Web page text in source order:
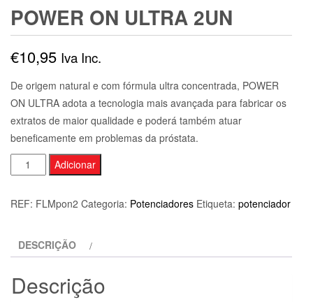
POWER ON ULTRA 2UN
€10,95 Iva Inc.
De origem natural e com fórmula ultra concentrada, POWER
ON ULTRA adota a tecnologia mais avançada para fabricar os
extratos de maior qualidade e poderá também atuar
beneficamente em problemas da próstata.
Quantidade
de
2UN
Adicionar
REF: FLMpon2 Categoria: Potenciadores Etiqueta: potenciador
DESCRIÇÃO
Descrição